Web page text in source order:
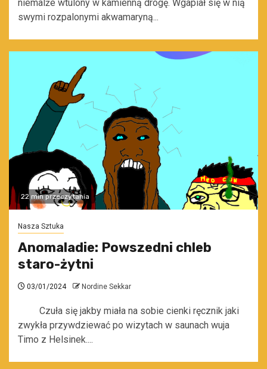
niemalże wtulony w kamienną drogę. Wgapiał się w nią
swymi rozpalonymi akwamaryną...
22 min przeczytania
Nasza Sztuka
Anomaladie: Powszedni chleb
staro-żytni
03/01/2024 Nordine Sekkar
Czuła się jakby miała na sobie cienki ręcznik jaki
zwykła przywdziewać po wizytach w saunach wuja
Timo z Helsinek....